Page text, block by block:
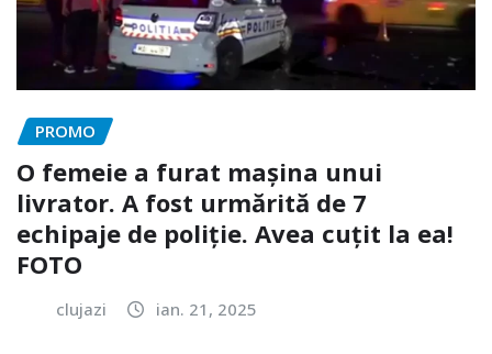
PROMO
O femeie a furat mașina unui
livrator. A fost urmărită de 7
echipaje de poliție. Avea cuțit la ea!
FOTO
clujazi ian. 21, 2025